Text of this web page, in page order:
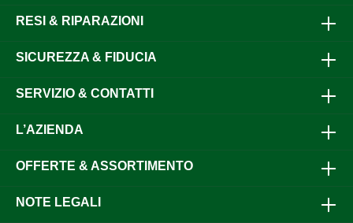
RESI & RIPARAZIONI
SICUREZZA & FIDUCIA
SERVIZIO & CONTATTI
L’AZIENDA
OFFERTE & ASSORTIMENTO
NOTE LEGALI